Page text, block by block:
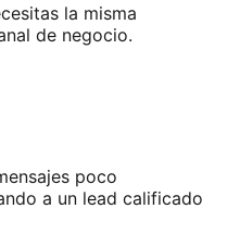
la misma
de negocio.
poco
a un lead calificado